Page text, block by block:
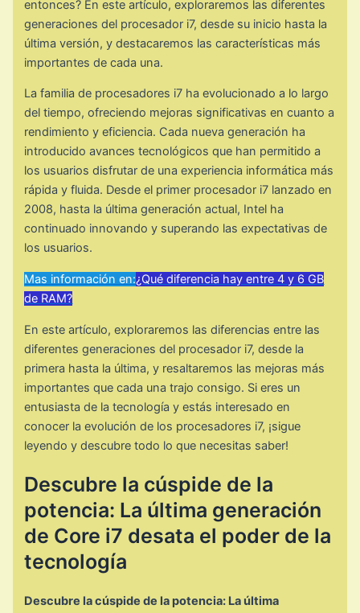
entonces? En este artículo, exploraremos las diferentes
generaciones del procesador i7, desde su inicio hasta la
última versión, y destacaremos las características más
importantes de cada una.
La familia de procesadores i7 ha evolucionado a lo largo
del tiempo, ofreciendo mejoras significativas en cuanto a
rendimiento y eficiencia. Cada nueva generación ha
introducido avances tecnológicos que han permitido a
los usuarios disfrutar de una experiencia informática más
rápida y fluida. Desde el primer procesador i7 lanzado en
2008, hasta la última generación actual, Intel ha
continuado innovando y superando las expectativas de
los usuarios.
Mas información en:¿Qué diferencia hay entre 4 y 6 GB
de RAM?
En este artículo, exploraremos las diferencias entre las
diferentes generaciones del procesador i7, desde la
primera hasta la última, y resaltaremos las mejoras más
importantes que cada una trajo consigo. Si eres un
entusiasta de la tecnología y estás interesado en
conocer la evolución de los procesadores i7, ¡sigue
leyendo y descubre todo lo que necesitas saber!
Descubre la cúspide de la
potencia: La última generación
de Core i7 desata el poder de la
tecnología
Descubre la cúspide de la potencia: La última